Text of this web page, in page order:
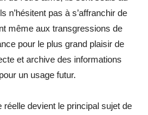
n’hésitent pas à s’affranchir de
même aux transgressions de
pour le plus grand plaisir de
et archive des informations
un usage futur.
réelle devient le principal sujet de